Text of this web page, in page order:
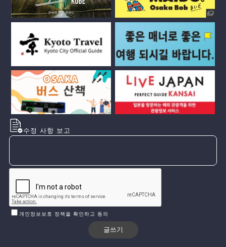
수정 사항 보고
개인정보보호 정책을 확인하고 동의